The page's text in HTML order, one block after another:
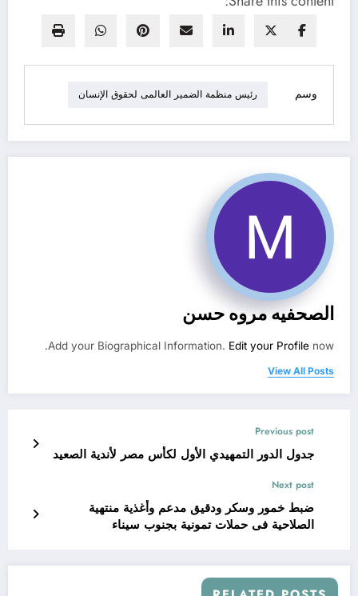
وسم رئيس منظمة الضمير العالمى لحقوق الإنسان
الصحفيه مروه حسن
Add your Biographical Information. Edit your Profile now.
View All Posts
Previous post
جدول الدور التمهيدي الأول لكأس مصر لأندية الصعيد
Next post
ضبط خمور وسكر ودقيق مدعم وأغذية منتهية
الصلاحية فى حملات تمونية بجنوب سيناء